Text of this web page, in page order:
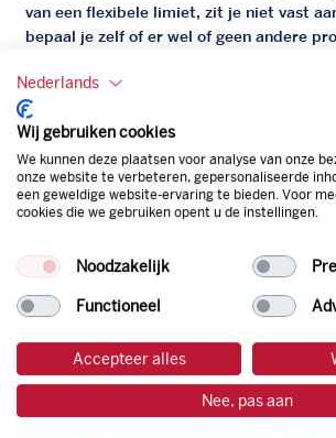
van een flexibele limiet, zit je niet vast
bepaal je zelf of er wel of geen andere
Bovendien profiteer je altijd van een
korting. Mocht de pompprijs toch lager
natuurlijk de prijs aan de pomp. Zo ben je
van de laagste prijs.
Nederlands
Wij gebruiken cookies
We kunnen deze plaatsen voor analyse van onze
onze website te verbeteren, gepersonaliseerde
een geweldige website-ervaring te bieden. Voor
cookies die we gebruiken opent u de instellingen.
Noodzakelijk
Functioneel
Accepteer alles
Nee, pas aan